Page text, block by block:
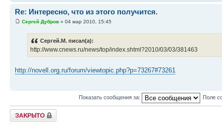
Re: Интересно, что из этого получится.
Сергей Дубров » 04 мар 2010, 15:45
Сергей.М. писал(а):
http://www.cnews.ru/news/top/index.shtml?2010/03/03/381463
http://novell.org.ru/forum/viewtopic.php?p=73267#73261
Показать сообщения за: Поле
Закрыто